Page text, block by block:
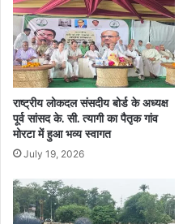
राष्ट्रीय लोकदल संसदीय बोर्ड के अध्यक्ष
पूर्व सांसद के. सी. त्यागी का पैतृक गांव
मोरटा में हुआ भव्य स्वागत
July 19, 2026